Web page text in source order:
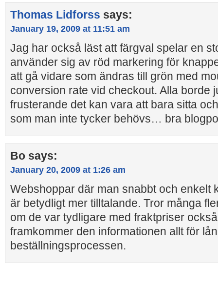
Thomas Lidforss says:
January 19, 2009 at 11:51 am
Jag har också läst att färgval spelar en
använder sig av röd markering för
att gå vidare som ändras till grön med
conversion rate vid checkout. Alla borde
frusterande det kan vara att bara sitta
som man inte tycker behövs… bra
Bo says:
January 20, 2009 at 1:26 am
Webshoppar där man snabbt och enkelt
är betydligt mer tilltalande. Tror många
om de var tydligare med fraktpriser
framkommer den informationen allt för
beställningsprocessen.